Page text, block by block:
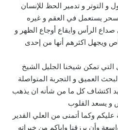
و التوتر و تدمير الحظ للإنسان
يستعمل في العقم و غيره
الرأس وايقاع أوجاع الظهر و
ويجهل اكثرهم أنها من إحدى
التي تمكن شيخنا الجليل الشيخ
العميق و التجربة المتواصلة
اكتشاف كل ما من شأنه ان يذهب
و يسعد القلوب
عليكم وكما أتمنى من العلي القدير
وأن يرزقنا واياكم من خيراته